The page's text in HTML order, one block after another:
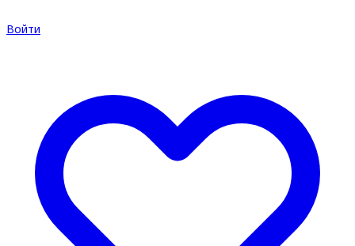
Войти